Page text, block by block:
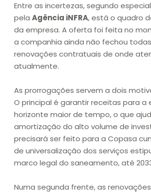
Entre as incertezas, segundo
pela Agência iNFRA, está o quadro
da empresa. A oferta foi feita no
a companhia ainda não fechou
renovações contratuais de onde
atualmente.
As prorrogações servem a dois
O principal é garantir receitas para a
horizonte maior de tempo, o que
amortização do alto volume de
precisará ser feito para a Copasa
de universalização dos serviços
marco legal do saneamento, até
Numa segunda frente, as